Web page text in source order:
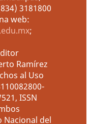
3181800
web:
;
Ramírez
al Uso
ISSN
del